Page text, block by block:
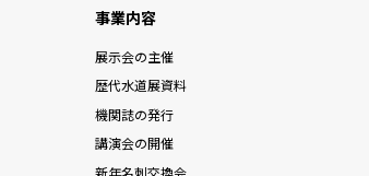
事業内容
展示会の主催
歴代水道展資料
機関誌の発行
講演会の開催
新年名刺交換会